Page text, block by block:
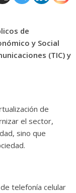
de
y Social
(TIC) y
de
el sector,
sino que
telefonía celular